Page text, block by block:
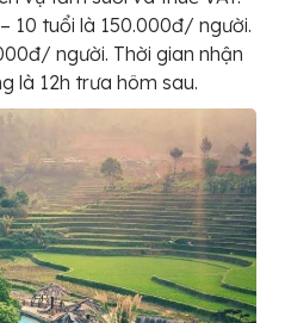
10 tuổi là 150.000đ/ người.
người. Thời gian nhận
là 12h trưa hôm sau.